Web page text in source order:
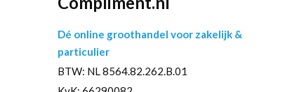
Dé online groothandel voor zakelijk &
particulier
BTW: NL 8564.82.262.B.01